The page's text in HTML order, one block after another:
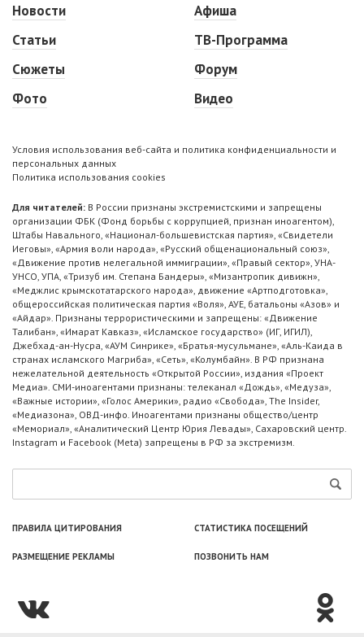
Новости
Статьи
Сюжеты
Фото
Афиша
ТВ-Программа
Форум
Видео
Условия использования веб-сайта и политика конфиденциальности и
персональных данных
Политика использования cookies
Для читателей: В России признаны экстремистскими и запрещены
организации ФБК (Фонд борьбы с коррупцией, признан иноагентом),
Штабы Навального, «Национал-большевистская партия», «Свидетели
Иеговы», «Армия воли народа», «Русский общенациональный союз»,
«Движение против нелегальной иммиграции», «Правый сектор», УНА-
УНСО, УПА, «Тризуб им. Степана Бандеры», «Мизантропик дивижн»,
«Меджлис крымскотатарского народа», движение «Артподготовка»,
общероссийская политическая партия «Воля», АУЕ, батальоны «Азов» и
«Айдар». Признаны террористическими и запрещены: «Движение
Талибан», «Имарат Кавказ», «Исламское государство» (ИГ, ИГИЛ),
Джебхад-ан-Нусра, «АУМ Синрике», «Братья-мусульмане», «Аль-Каида в
странах исламского Магриба», «Сеть», «Колумбайн». В РФ признана
нежелательной деятельность «Открытой России», издания «Проект
Медиа». СМИ-иноагентами признаны: телеканал «Дождь», «Медуза»,
«Важные истории», «Голос Америки», радио «Свобода», The Insider,
«Медиазона», ОВД-инфо. Иноагентами признаны общество/центр
«Мемориал», «Аналитический Центр Юрия Левады», Сахаровский центр.
Instagram и Facebook (Metа) запрещены в РФ за экстремизм.
ПРАВИЛА ЦИТИРОВАНИЯ СТАТИСТИКА ПОСЕЩЕНИЙ
РАЗМЕЩЕНИЕ РЕКЛАМЫ ПОЗВОНИТЬ НАМ